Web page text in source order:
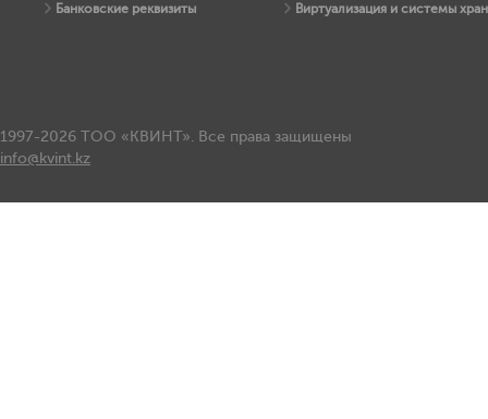
Банковские реквизиты
Виртуализация и системы
1997-2026 ТОО «КВИНТ». Все права защищены
info@kvint.kz